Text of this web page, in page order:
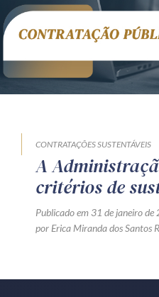
Av. Sete de
Batel Curitiba/PR
Whatsapp
CONTRATAÇÕES SUSTENTÁVEIS
A
critérios de
Publicado em 31 de janeiro de
por Erica Miranda dos Santos